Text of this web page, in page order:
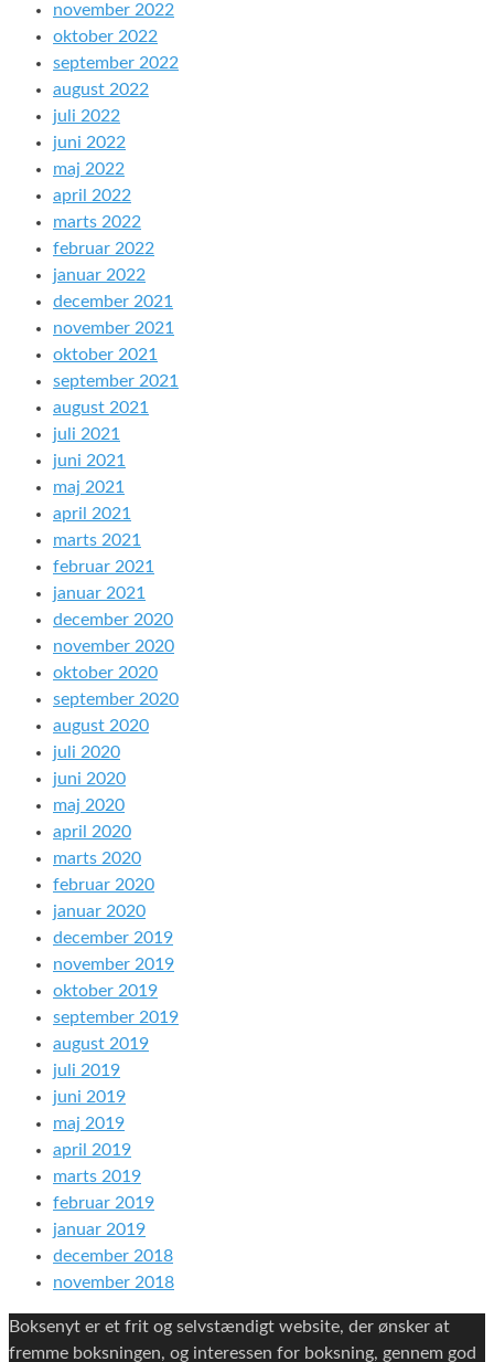
november 2022
oktober 2022
september 2022
august 2022
juli 2022
juni 2022
maj 2022
april 2022
marts 2022
februar 2022
januar 2022
december 2021
november 2021
oktober 2021
september 2021
august 2021
juli 2021
juni 2021
maj 2021
april 2021
marts 2021
februar 2021
januar 2021
december 2020
november 2020
oktober 2020
september 2020
august 2020
juli 2020
juni 2020
maj 2020
april 2020
marts 2020
februar 2020
januar 2020
december 2019
november 2019
oktober 2019
september 2019
august 2019
juli 2019
juni 2019
maj 2019
april 2019
marts 2019
februar 2019
januar 2019
december 2018
november 2018
Boksenyt er et frit og selvstændigt website, der ønsker at
fremme boksningen, og interessen for boksning, gennem god